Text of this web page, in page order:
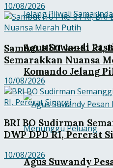
Agus Suwandi
Komando Jelang
Agus Suwandy
10/08/2026
Sambut HUT ke-81 RI,
Semarakkan Nuansa
10/08/2026
BRI BO Sudirman
DWP DPD RI, Pererat
10/08/2026